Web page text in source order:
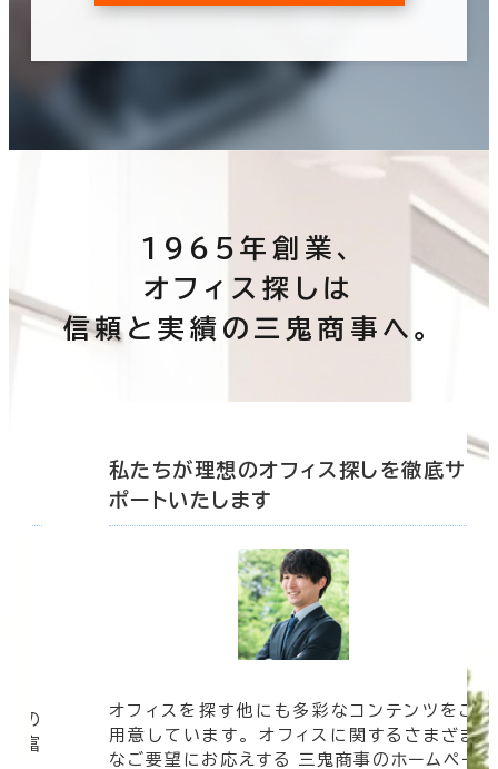
1965年創業、
オフィス探しは
信頼と実績の三鬼商事へ。
の
豊富
私たちが理想のオフィス探しを徹底サ
ポートいたします
オフィスを探す他にも多彩なコンテンツをご
用意しています。 オフィスに関するさまざま
なご要望にお応えする 三鬼商事のホームペー